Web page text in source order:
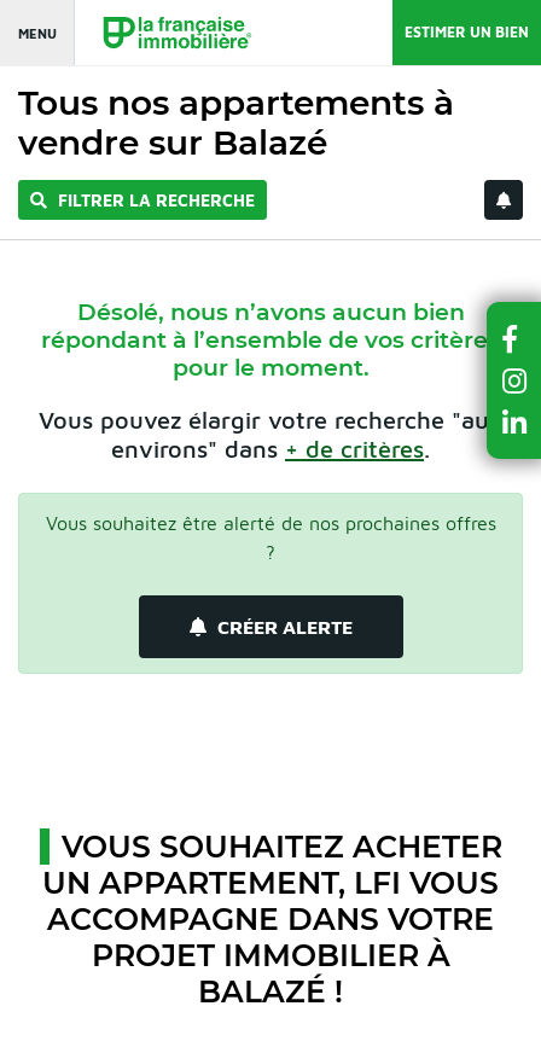
MENU ESTIMER UN BIEN
Tous nos appartements à
vendre sur Balazé
FILTRER LA RECHERCHE
Désolé, nous n’avons aucun bien
répondant à l’ensemble de vos critères
pour le moment.
Vous pouvez élargir votre recherche "aux
environs" dans + de critères.
Vous souhaitez être alerté de nos prochaines offres
?
CRÉER ALERTE
VOUS SOUHAITEZ ACHETER
UN APPARTEMENT, LFI VOUS
ACCOMPAGNE DANS VOTRE
PROJET IMMOBILIER À
BALAZÉ !